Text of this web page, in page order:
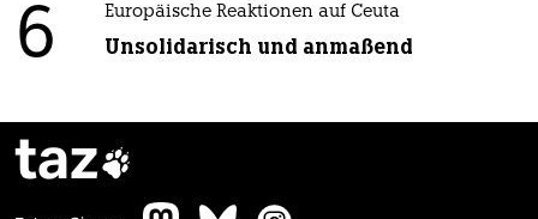
6 Europäische Reaktionen auf Ceuta
Unsolidarisch und anmaßend
taz